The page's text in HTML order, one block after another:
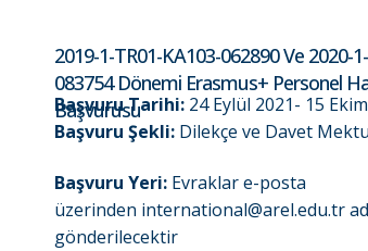
2019-1-TR01-KA103-062890 Ve 2020-
083754 Dönemi Erasmus+ Personel
Başvurusu
Başvuru Tarihi: 24 Eylül 2021- 15
Başvuru Şekli: Dilekçe ve Davet
Başvuru Yeri: Evraklar e-posta
üzerinden international@arel.edu.tr
gönderilecektir